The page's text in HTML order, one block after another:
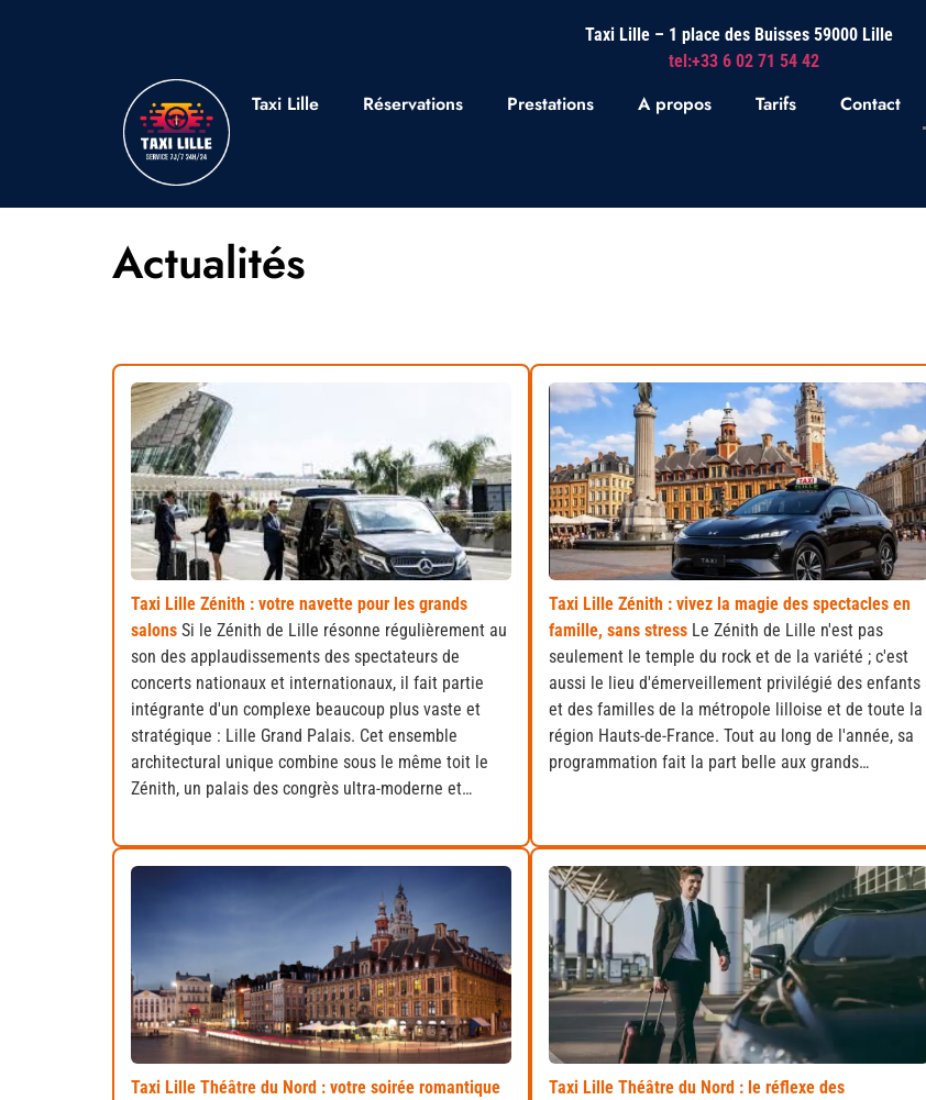
Taxi Lille – 1 place des Buisses 59000 Lille
tel:+33 6 02 71 54 42
Taxi Lille Réservations Prestations A propos Tarifs Contact
Actualités
Taxi Lille Zénith : votre navette pour les grands
salons Si le Zénith de Lille résonne régulièrement au
son des applaudissements des spectateurs de
concerts nationaux et internationaux, il fait partie
intégrante d'un complexe beaucoup plus vaste et
stratégique : Lille Grand Palais. Cet ensemble
architectural unique combine sous le même toit le
Zénith, un palais des congrès ultra-moderne et…
Taxi Lille Zénith : vivez la magie des spectacles en
famille, sans stress Le Zénith de Lille n'est pas
seulement le temple du rock et de la variété ; c'est
aussi le lieu d'émerveillement privilégié des enfants
et des familles de la métropole lilloise et de toute la
région Hauts-de-France. Tout au long de l'année, sa
programmation fait la part belle aux grands…
Taxi Lille Théâtre du Nord : votre soirée romantique
Taxi Lille Théâtre du Nord : le réflexe des